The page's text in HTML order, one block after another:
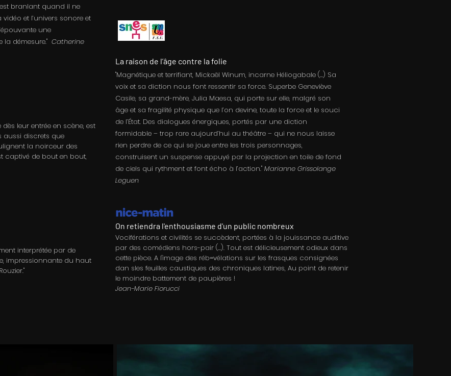
branlant quand il ne
et l’univers sonore et
une
démesure." Catherine
leur entrée en scène, est
aussi discrets que
la noirceur des
captivé de bout en bout,
interprétée par de
impressionnante du haut
La raison de l’âge contre la folie
"Magnétique et terrifiant, Mickaël Winum, incarne Héliogabale (...) Sa
voix et sa diction nous font ressentir sa force. Superbe Geneviève
Casile, sa grand-mère, Julia Maesa, qui porte sur elle, malgré son
âge et sa fragilité physique que l’on devine, toute la force et le souci
de l’État. Des dialogues énergiques, portés par une diction
formidable – trop rare aujourd’hui au théâtre – qui ne nous laisse
rien perdre de ce qui se joue entre les trois personnages,
construisent un suspense appuyé par la projection en toile de fond
de ciels qui rythment et font écho à l’action." Marianne Grissolange
Leguen
On retiendra l'enthousiasme d'un public nombreux
Vociférations et civilités se succèdent, portées à la jouissance auditive
par des comédiens hors-pair (...). Tout est délicieusement odieux dans
cette pièce. A l'image des réb=vélations sur les frasques consignées
dan sles feuilles caustiques des chroniques latines, Au point de retenir
le moindre battement de paupières !
Jean-Marie Fiorucci